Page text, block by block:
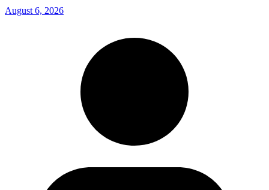
August 6, 2026